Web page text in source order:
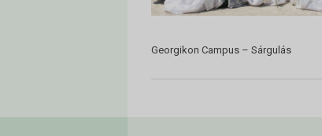
Georgikon Campus – Sárgulás